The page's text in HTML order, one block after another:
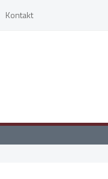
Kontakt